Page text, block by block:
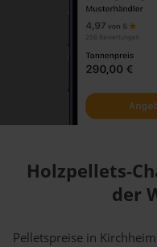
Holzpellets-
der
Pelletspreise in